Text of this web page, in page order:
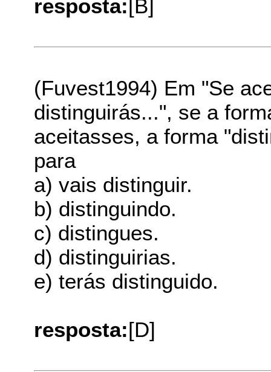
resposta:[B]
(Fuvest1994) Em "Se
distinguirás...", se a
aceitasses, a forma
para
a) vais distinguir.
b) distinguindo.
c) distingues.
d) distinguirias.
e) terás distinguido.
resposta:[D]